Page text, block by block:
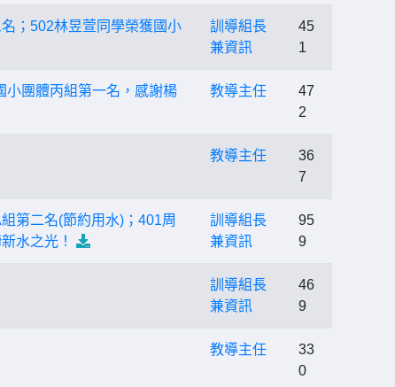
；502林昱萱同學榮獲國小
訓導組長
兼資訊
45
1
小團體丙組第一名，感謝楊
教導主任
47
2
教導主任
36
7
第二名(節約用水)；401周
水之光！
訓導組長
兼資訊
95
9
訓導組長
兼資訊
46
9
教導主任
33
0